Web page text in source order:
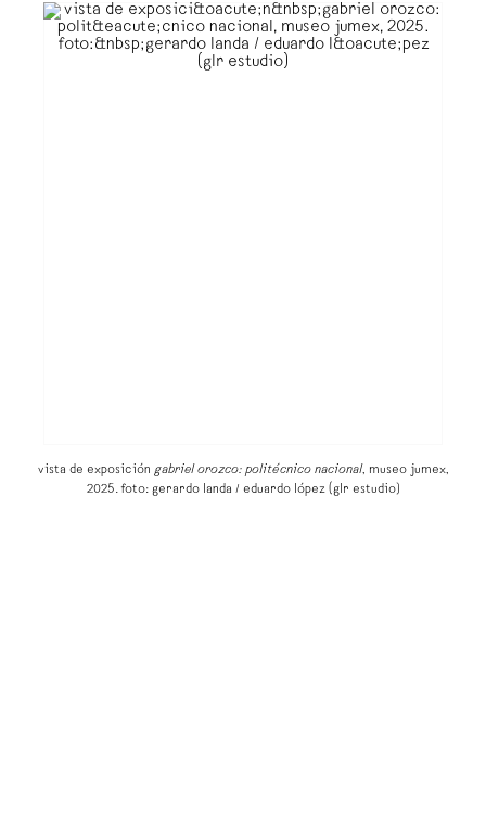
vista de exposición gabriel orozco: politécnico nacional, museo jumex,
2025. foto: gerardo landa / eduardo lópez (glr estudio)